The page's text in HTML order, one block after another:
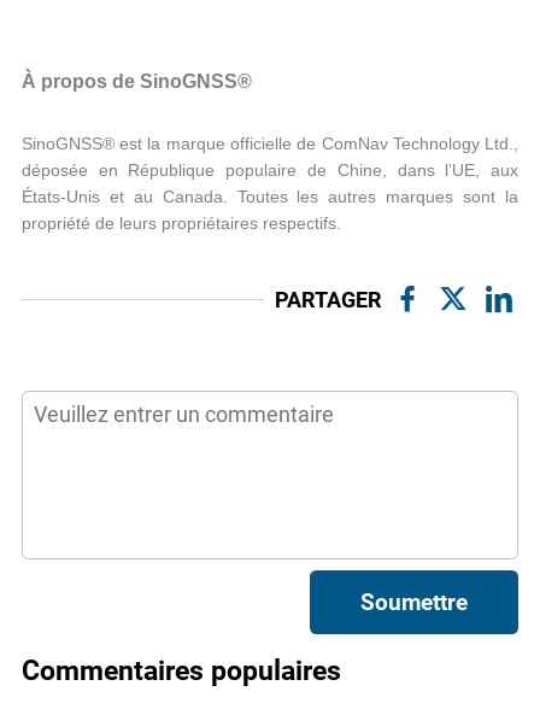
À propos de SinoGNSS®
SinoGNSS® est la marque officielle de ComNav Technology Ltd.,
déposée en République populaire de Chine, dans l’UE, aux
États-Unis et au Canada. Toutes les autres marques sont la
propriété de leurs propriétaires respectifs.
PARTAGER
Soumettre
Commentaires populaires